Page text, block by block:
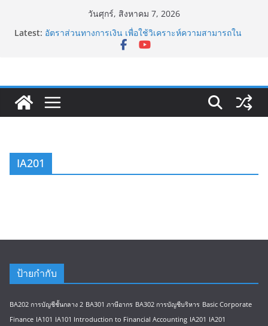
วันศุกร์, สิงหาคม 7, 2026
Latest: อัตราส่วนทางการเงิน เพื่อใช้วิเคราะห์ความสามารถใน
การทำกำไร (Profitability Ratios)
IA201
ป้ายกำกับ
BA202 การบัญชีชั้นกลาง 2 BA301 ภาษีอากร BA302 การบัญชีบริหาร Basic Corporate
Finance IA101 IA101 Introduction to Financial Accounting IA201 IA201